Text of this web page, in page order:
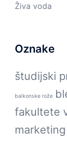
Živa voda
Oznake
študijski
balkonske rože
fakultete
marketing